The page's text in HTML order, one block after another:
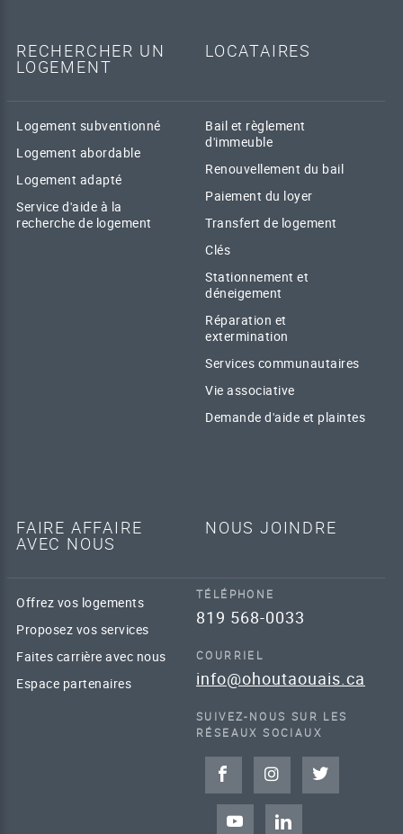
RECHERCHER UN
LOGEMENT
Logement subventionné
Logement abordable
Logement adapté
Service d'aide à la
recherche de logement
LOCATAIRES
Bail et règlement
d'immeuble
Renouvellement du bail
Paiement du loyer
Transfert de logement
Clés
Stationnement et
déneigement
Réparation et
extermination
Services communautaires
Vie associative
Demande d'aide et plaintes
FAIRE AFFAIRE
AVEC NOUS
Offrez vos logements
Proposez vos services
Faites carrière avec nous
Espace partenaires
NOUS JOINDRE
TÉLÉPHONE
819 568-0033
COURRIEL
info@ohoutaouais.ca
SUIVEZ-NOUS SUR LES
RÉSEAUX SOCIAUX